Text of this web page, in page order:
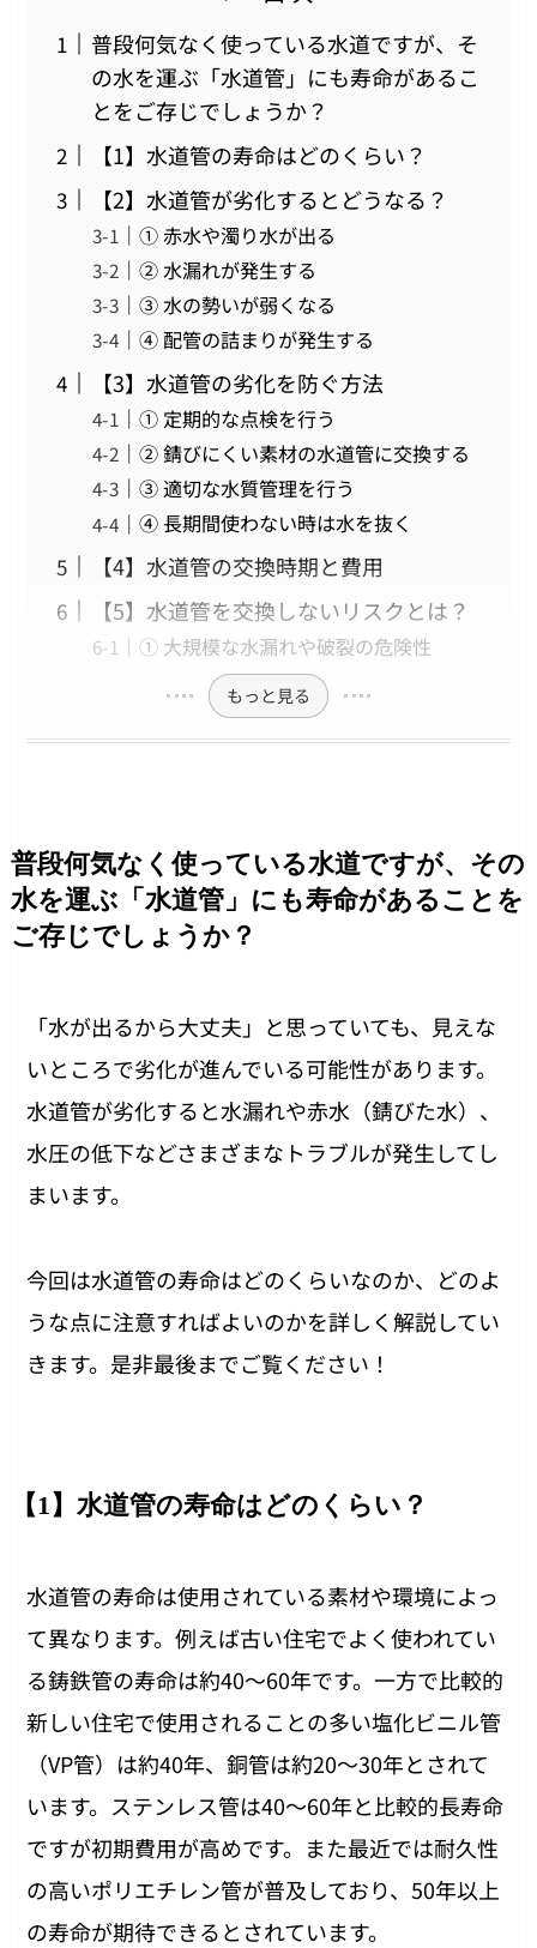
普段何気なく使っている水道ですが、そ
の水を運ぶ「水道管」にも寿命があるこ
とをご存じでしょうか？
【1】水道管の寿命はどのくらい？
【2】水道管が劣化するとどうなる？
① 赤水や濁り水が出る
② 水漏れが発生する
③ 水の勢いが弱くなる
④ 配管の詰まりが発生する
【3】水道管の劣化を防ぐ方法
① 定期的な点検を行う
② 錆びにくい素材の水道管に交換する
③ 適切な水質管理を行う
④ 長期間使わない時は水を抜く
【4】水道管の交換時期と費用
【5】水道管を交換しないリスクとは？
① 大規模な水漏れや破裂の危険性
もっと見る
普段何気なく使っている水道ですが、その
水を運ぶ「水道管」にも寿命があることを
ご存じでしょうか？
「水が出るから大丈夫」と思っていても、見えな
いところで劣化が進んでいる可能性があります。
水道管が劣化すると水漏れや赤水（錆びた水）、
水圧の低下などさまざまなトラブルが発生してし
まいます。
今回は水道管の寿命はどのくらいなのか、どのよ
うな点に注意すればよいのかを詳しく解説してい
きます。是非最後までご覧ください！
【1】水道管の寿命はどのくらい？
水道管の寿命は使用されている素材や環境によっ
て異なります。例えば古い住宅でよく使われてい
る鋳鉄管の寿命は約40〜60年です。一方で比較的
新しい住宅で使用されることの多い塩化ビニル管
（VP管）は約40年、銅管は約20〜30年とされて
います。ステンレス管は40〜60年と比較的長寿命
ですが初期費用が高めです。また最近では耐久性
の高いポリエチレン管が普及しており、50年以上
の寿命が期待できるとされています。